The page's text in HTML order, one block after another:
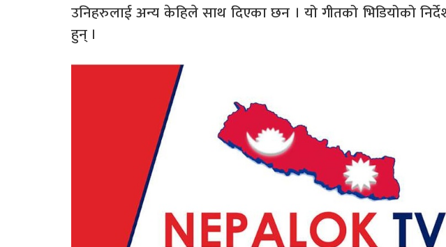
उनिहरुलाई अन्य केहिले साथ दिएका छन । यो गीतको भिडियोको
हुन् ।